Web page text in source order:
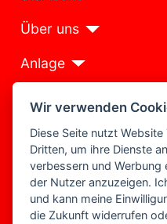
Über uns
Anlage
Fuhrpark
Shop
Presse
Wir verwenden
Diese Seite nutzt
Dritten, um ihre Dienste
verbessern und
der Nutzer anzuzeigen.
und kann meine
die Zukunft widerrufen